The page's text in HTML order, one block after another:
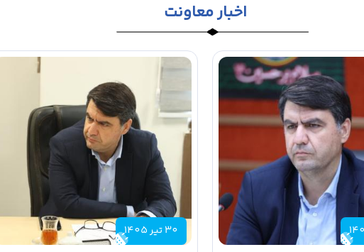
اخبار معاونت
30 تیر 1405